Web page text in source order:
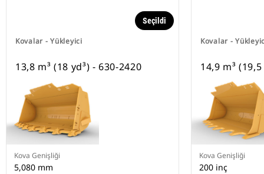
Kovalar - Yükleyici
Seçildi
13,8 m³ (18 yd³) - 630-2420
Kova Genişliği
5,080 mm
Kovalar -
14,9 m³
Kova Genişliği
200 inç